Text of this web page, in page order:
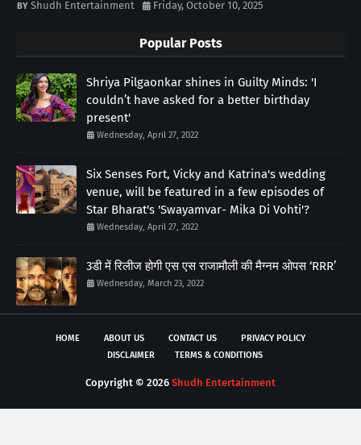
Shudh Entertainment Friday, October 10, 2025
Popular Posts
Shriya Pilgaonkar shines in Guilty Minds: 'I
couldn’t have asked for a better birthday
present'
Wednesday, April 27, 2022
Six Senses Fort, Vicky and Katrina's wedding
venue, will be featured in a few episodes of
Star Bharat's 'Swayamvar- Mika Di Vohti'?
Wednesday, April 27, 2022
3डी में रिलीज होगी एस एस राजामौली की मैग्नम ओपस ‘RRR’
Wednesday, March 23, 2022
HOME ABOUT US CONTACT US
PRIVACY POLICY
DISCLAIMER
TERMS & CONDITIONS
Copyright © 2026 Shudh Entertainment